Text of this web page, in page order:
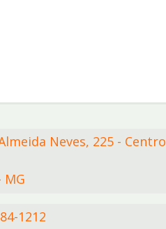
Neves, 225 - Centro
MG
1212